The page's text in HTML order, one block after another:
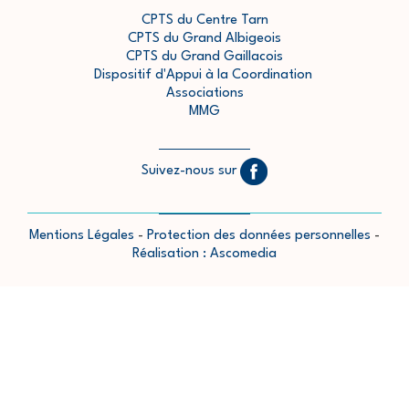
CPTS du Centre Tarn
CPTS du Grand Albigeois
CPTS du Grand Gaillacois
Dispositif d'Appui à la Coordination
Associations
MMG
Suivez-nous sur
Mentions Légales - Protection des données personnelles -
Réalisation : Ascomedia